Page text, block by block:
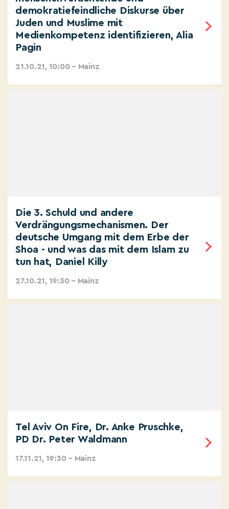
demokratiefeindliche Diskurse über
Juden und Muslime mit
Medienkompetenz identifizieren, Alia
Pagin
21.10.21, 10:00 – Mainz
Die 3. Schuld und andere
Verdrängungsmechanismen. Der
deutsche Umgang mit dem Erbe der
Shoa - und was das mit dem Islam zu
tun hat, Daniel Killy
27.10.21, 19:30 – Mainz
Tel Aviv On Fire, Dr. Anke Pruschke,
PD Dr. Peter Waldmann
17.11.21, 19:30 – Mainz